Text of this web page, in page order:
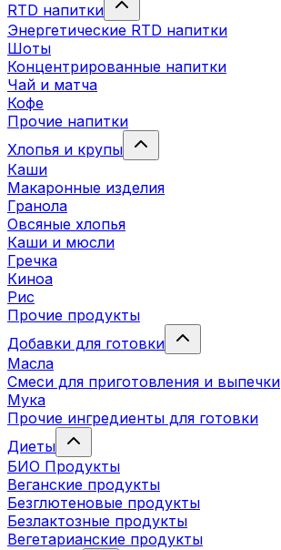
RTD напитки
Энергетические RTD напитки
Шоты
Концентрированные напитки
Чай и матча
Кофе
Прочие напитки
Хлопья и крупы
Каши
Макаронные изделия
Гранола
Овсяные хлопья
Каши и мюсли
Гречка
Киноа
Рис
Прочие продукты
Добавки для готовки
Масла
Смеси для приготовления и выпечки
Мука
Прочие ингредиенты для готовки
Диеты
БИО Продукты
Веганские продукты
Безглютеновые продукты
Безлактозные продукты
Вегетарианские продукты